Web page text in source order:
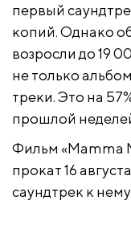
первый
копий. Однако
возросли до 19
не только
треки. Это на
прошлой
Фильм «Mamma
прокат 16
саундтрек к